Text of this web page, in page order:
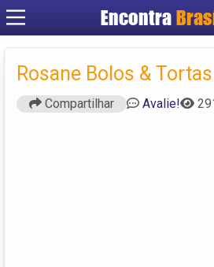
Encontra
Criar conta
Rosane Bolos & Tortas
Compartilhar Avalie!